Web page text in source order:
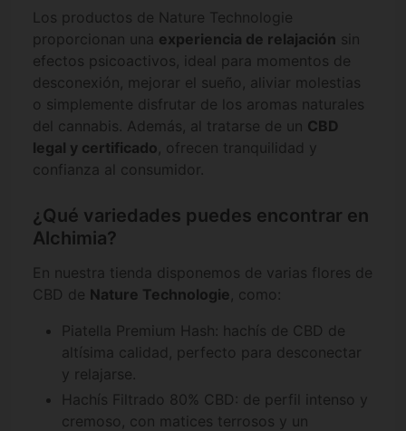
Los productos de Nature Technologie
proporcionan una experiencia de relajación sin
efectos psicoactivos, ideal para momentos de
desconexión, mejorar el sueño, aliviar molestias
o simplemente disfrutar de los aromas naturales
del cannabis. Además, al tratarse de un CBD
legal y certificado , ofrecen tranquilidad y
confianza al consumidor.
¿Qué variedades puedes encontrar en
Alchimia?
En nuestra tienda disponemos de varias flores de
CBD de Nature Technologie , como:
Piatella Premium Hash: hachís de CBD de
altísima calidad, perfecto para desconectar
y relajarse.
Hachís Filtrado 80% CBD: de perfil intenso y
cremoso, con matices terrosos y un